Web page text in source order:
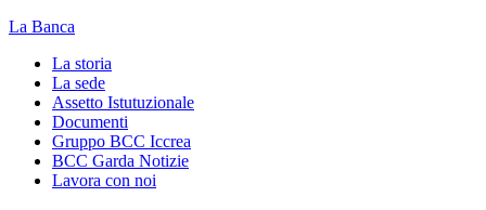
La Banca
La storia
La sede
Assetto Istutuzionale
Documenti
Gruppo BCC Iccrea
BCC Garda Notizie
Lavora con noi